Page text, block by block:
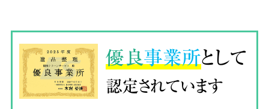
優良事業所として
認定されています